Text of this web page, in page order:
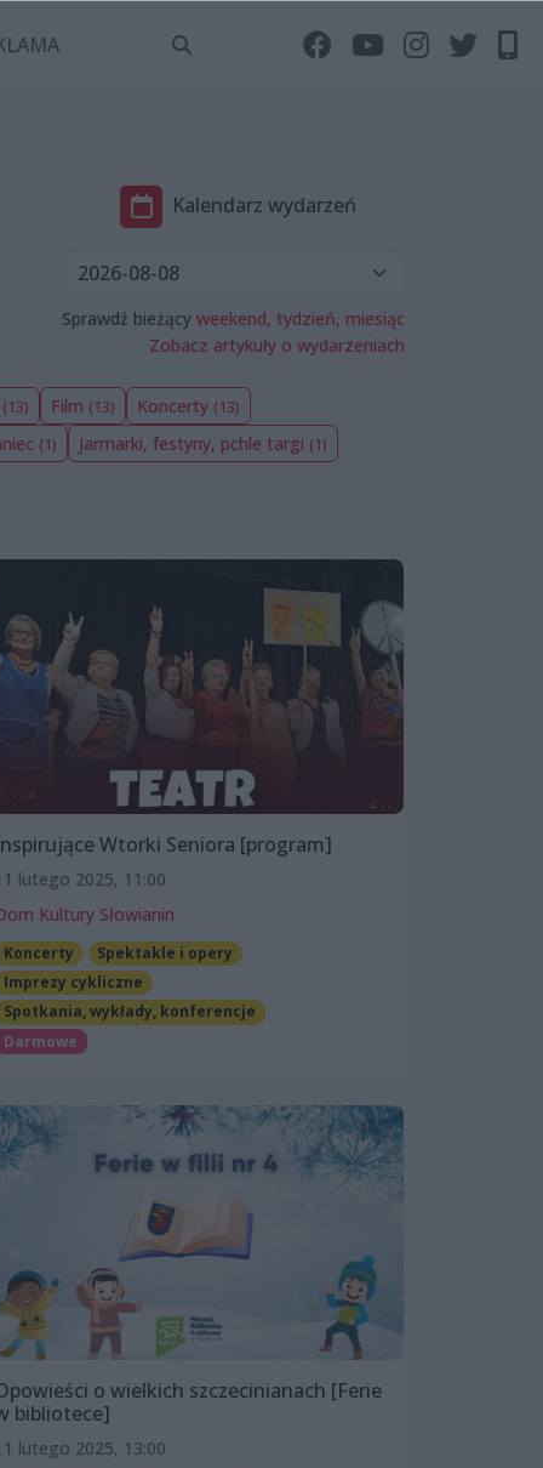
Kalendarz wydarzeń
Sprawdź bieżący weekend, tydzień, miesiąc
Zobacz artykuły o wydarzeniach
(13) Film (13) Koncerty (13)
(1) Jarmarki, festyny, pchle targi (1)
Wtorki Seniora [program]
lutego 2025, 11:00
Kultury Słowianin
Koncerty
Spektakle i opery
Imprezy cykliczne
Spotkania, wykłady, konferencje
Darmowe
o wielkich szczecinianach [Ferie
bibliotece]
lutego 2025, 13:00